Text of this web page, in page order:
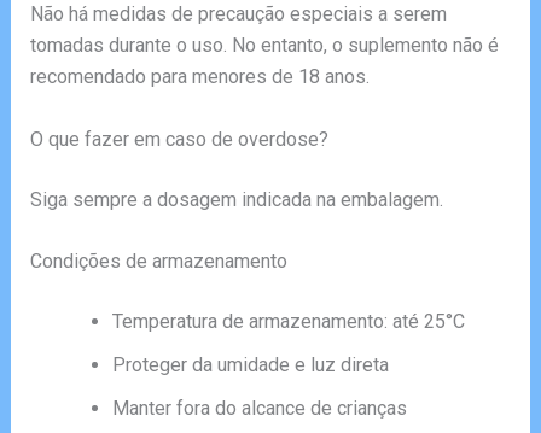
Não há medidas de precaução especiais a serem
tomadas durante o uso. No entanto, o suplemento não é
recomendado para menores de 18 anos.
O que fazer em caso de overdose?
Siga sempre a dosagem indicada na embalagem.
Condições de armazenamento
Temperatura de armazenamento: até 25°C
Proteger da umidade e luz direta
Manter fora do alcance de crianças